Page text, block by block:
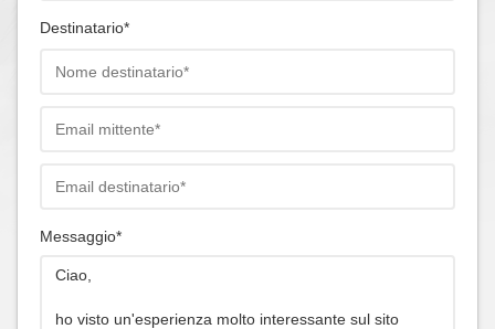
Destinatario*
Messaggio*